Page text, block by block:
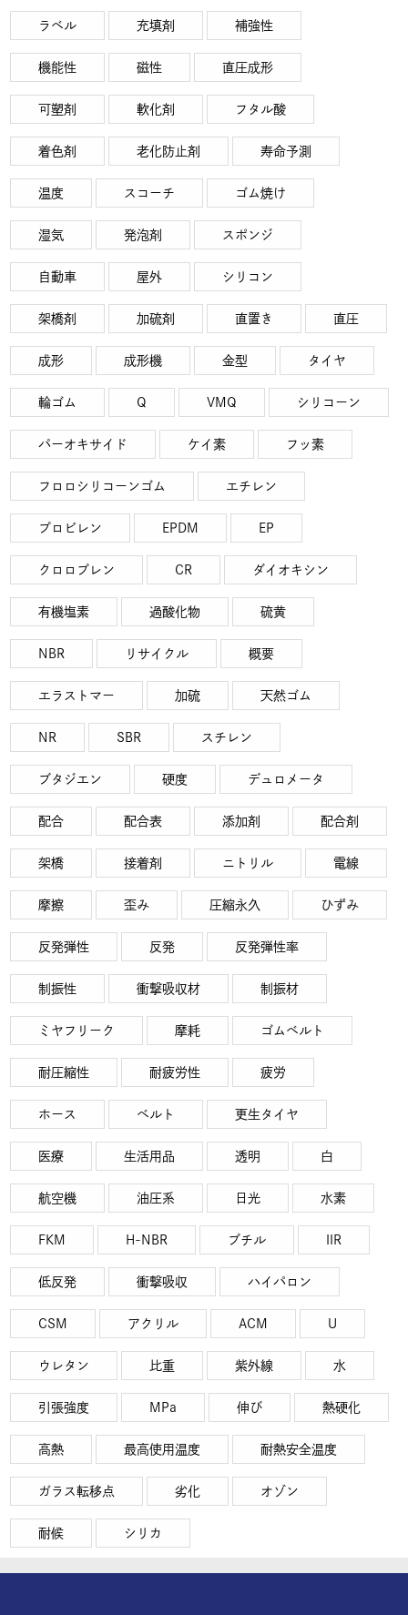
ラベル 充填剤 補強性
機能性 磁性 直圧成形
可塑剤 軟化剤 フタル酸
着色剤 老化防止剤 寿命予測
温度 スコーチ ゴム焼け
湿気 発泡剤 スポンジ
自動車 屋外 シリコン
架橋剤 加硫剤 直置き 直圧
成形 成形機 金型 タイヤ
輪ゴム Q VMQ シリコーン
パーオキサイド ケイ素 フッ素
フロロシリコーンゴム エチレン
プロビレン EPDM EP
クロロプレン CR ダイオキシン
有機塩素 過酸化物 硫黄
NBR リサイクル 概要
エラストマー 加硫 天然ゴム
NR SBR スチレン
ブタジエン 硬度 デュロメータ
配合 配合表 添加剤 配合剤
架橋 接着剤 ニトリル 電線
摩擦 歪み 圧縮永久 ひずみ
反発弾性 反発 反発弾性率
制振性 衝撃吸収材 制振材
ミヤフリーク 摩耗 ゴムベルト
耐圧縮性 耐疲労性 疲労
ホース ベルト 更生タイヤ
医療 生活用品 透明 白
航空機 油圧系 日光 水素
FKM H-NBR ブチル IIR
低反発 衝撃吸収 ハイパロン
CSM アクリル ACM U
ウレタン 比重 紫外線 水
引張強度 MPa 伸び 熱硬化
高熱 最高使用温度 耐熱安全温度
ガラス転移点 劣化 オゾン
耐候 シリカ